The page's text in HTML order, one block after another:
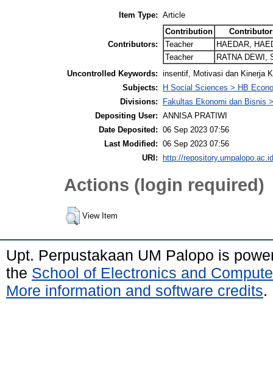
Item Type: Article
Contributors:
Contribution
Teacher
HAEDAR,
Teacher
RATNA DEWI,
Uncontrolled Keywords: insentif, Motivasi dan Kinerja
Subjects:
H Social Sciences > HB
Divisions:
Fakultas Ekonomi dan Bisnis
Depositing User: ANNISA PRATIWI
Date Deposited: 06 Sep 2023 07:56
Last Modified: 06 Sep 2023 07:56
URI:
http://
Actions (login required)
View Item
Upt. Perpustakaan UM Palopo is
the School of Electronics and
More information and software credits.